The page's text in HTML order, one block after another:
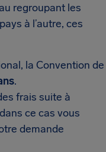
regroupant les
à l’autre, ces
la Convention de
.
frais suite à
ce cas vous
demande